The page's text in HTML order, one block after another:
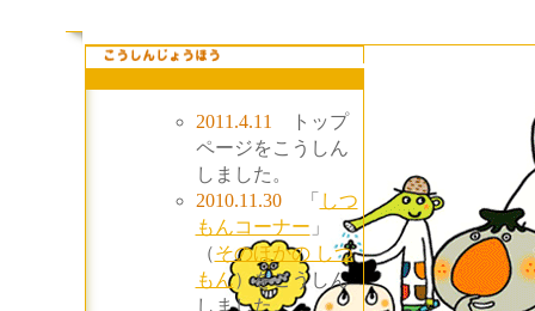
2011.4.11
トップ
ページをこうしん
しました。
2010.11.30
「 しつ
もんコーナー 」
（そのほかの しつ
もん）をこうしん
しました。